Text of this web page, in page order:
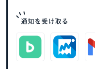
通知を受け取る